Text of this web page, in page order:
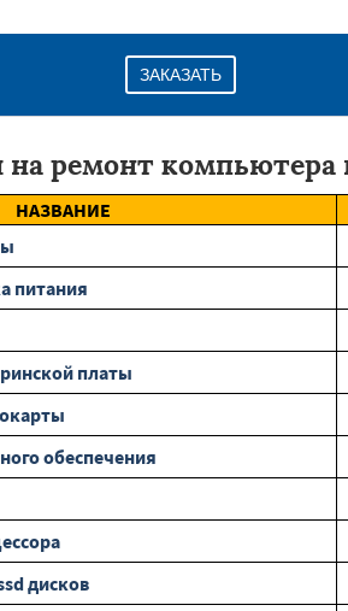
ЗАКАЗАТЬ
ремонт компьютера
НАЗВАНИЕ
питания
платы
обеспечения
дисков